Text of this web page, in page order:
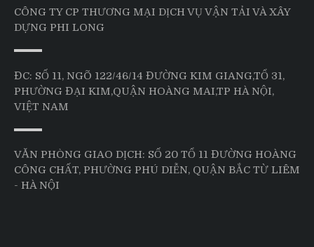
CÔNG TY CP THƯƠNG MẠI DỊCH VỤ VẬN TẢI VÀ XÂY
DỰNG PHI LONG
ĐC: SỐ 11, NGÕ 122/46/14 ĐƯỜNG KIM GIANG,TỔ 31,
PHƯỜNG ĐẠI KIM,QUẬN HOÀNG MAI,TP HÀ NỘI,
VIỆT NAM
VĂN PHÒNG GIAO DỊCH: SỐ 20 TỔ 11 ĐƯỜNG HOÀNG
CÔNG CHẤT, PHƯỜNG PHÚ DIỄN, QUẬN BẮC TỪ LIÊM
- HÀ NỘI